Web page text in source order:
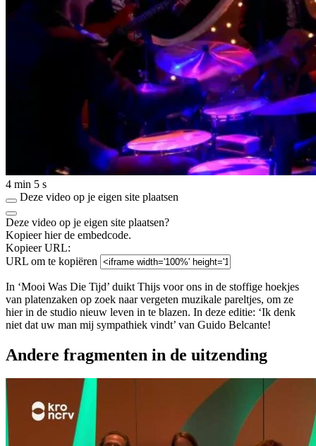
4 min 5 s
Deze video op je eigen site plaatsen
Deze video op je eigen site plaatsen?
Kopieer hier de embedcode.
Kopieer URL:
URL om te kopiëren
In ‘Mooi Was Die Tijd’ duikt Thijs voor ons in de stoffige hoekjes
van platenzaken op zoek naar vergeten muzikale pareltjes, om ze
hier in de studio nieuw leven in te blazen. In deze editie: ‘Ik denk
niet dat uw man mij sympathiek vindt’ van Guido Belcante!
Andere fragmenten in de uitzending